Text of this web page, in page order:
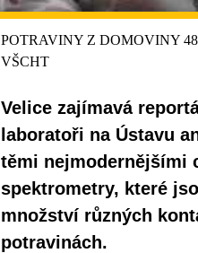
POTRAVINY Z DOMOVINY 48
VŠCHT
Velice zajímavá
laboratoři na Ústavu
těmi nejmodernějšími
spektrometry, které
množství různých
potravinách.